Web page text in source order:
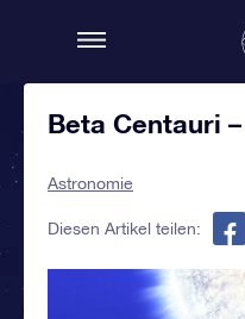
Beta Centauri
Astronomie
Diesen Artikel teilen: